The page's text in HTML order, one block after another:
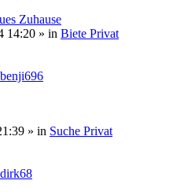
Zuhause
14:20 » in Biete Privat
benji696
» in Suche Privat
dirk68